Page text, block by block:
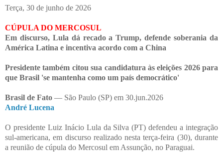
Terça, 30 de junho de 2026
CÚPULA DO MERCOSUL
Em discurso, Lula dá recado a Trump, defende soberania da
América Latina e incentiva acordo com a China
Presidente também citou sua candidatura às eleições 2026 para
que Brasil 'se mantenha como um país democrático'
Brasil de Fato — São Paulo (SP) em 30.jun.2026
André Lucena
O presidente Luiz Inácio Lula da Silva (PT) defendeu a integração
sul-americana, em discurso realizado nesta terça-feira (30), durante
a reunião de cúpula do Mercosul em Assunção, no Paraguai.